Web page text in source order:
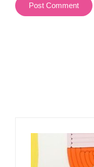
Post Comment